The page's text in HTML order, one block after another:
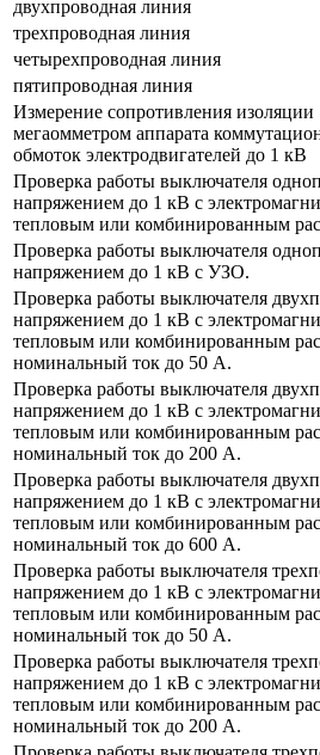
двухпроводная линия
трехпроводная линия
четырехпроводная линия
пятипроводная линия
Измерение сопротивления изоляции
мегаомметром аппарата
обмоток электродвигателей до 1 кВ
Проверка работы выключателя
напряжением до 1 кВ с
тепловым или комбинированным
Проверка работы выключателя
напряжением до 1 кВ с УЗО.
Проверка работы выключателя
напряжением до 1 кВ с
тепловым или комбинированным
номинальный ток до 50 А.
Проверка работы выключателя
напряжением до 1 кВ с
тепловым или комбинированным
номинальный ток до 200 А.
Проверка работы выключателя
напряжением до 1 кВ с
тепловым или комбинированным
номинальный ток до 600 А.
Проверка работы выключателя
напряжением до 1 кВ с
тепловым или комбинированным
номинальный ток до 50 А.
Проверка работы выключателя
напряжением до 1 кВ с
тепловым или комбинированным
номинальный ток до 200 А.